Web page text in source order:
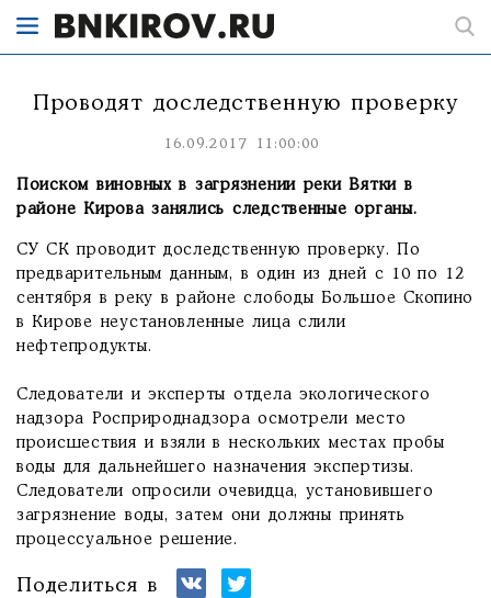
Проводят доследственную проверку
16.09.2017 11:00:00
Поиском виновных в загрязнении реки Вятки в
районе Кирова занялись следственные органы.
СУ СК проводит доследственную проверку. По
предварительным данным, в один из дней с 10 по 12
сентября в реку в районе слободы Большое Скопино
в Кирове неустановленные лица слили
нефтепродукты.
Следователи и эксперты отдела экологического
надзора Росприроднадзора осмотрели место
происшествия и взяли в нескольких местах пробы
воды для дальнейшего назначения экспертизы.
Следователи опросили очевидца, установившего
загрязнение воды, затем они должны принять
процессуальное решение.
Поделиться в